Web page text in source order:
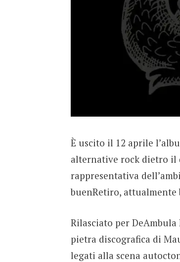
È uscito il 12 aprile
alternative rock dietro il
rappresentativa
buenRetiro, attualmente
Rilasciato per DeAmbula
pietra discografica di
legati alla scena